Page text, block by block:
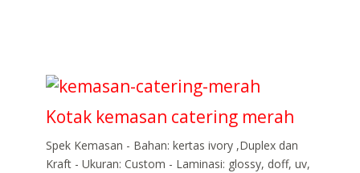
Kotak kemasan catering merah
Spek Kemasan - Bahan: kertas ivory ,Duplex dan
Kraft - Ukuran: Custom - Laminasi: glossy, doff, uv,